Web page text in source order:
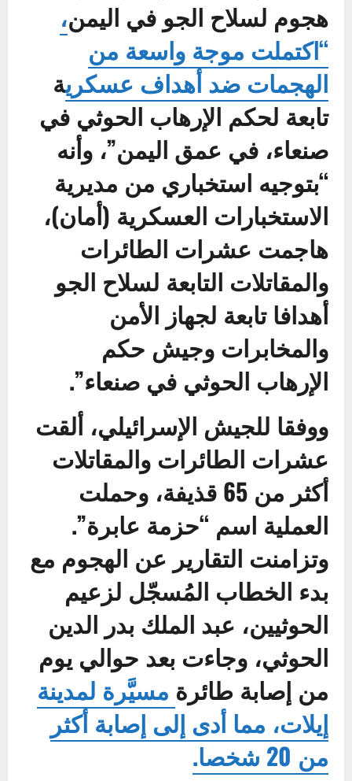
هجوم لسلاح الجو في اليمن،
“اكتملت موجة واسعة من
الهجمات ضد أهداف عسكرية
تابعة لحكم الإرهاب الحوثي في
صنعاء، في عمق اليمن”، وأنه
“بتوجيه استخباري من مديرية
الاستخبارات العسكرية (أمان)،
هاجمت عشرات الطائرات
والمقاتلات التابعة لسلاح الجو
أهدافا تابعة لجهاز الأمن
والمخابرات وجيش حكم
الإرهاب الحوثي في صنعاء”.
ووفقا للجيش الإسرائيلي، ألقت
عشرات الطائرات والمقاتلات
أكثر من 65 قذيفة، وحملت
العملية اسم “حزمة عابرة”.
وتزامنت التقارير عن الهجوم مع
بدء الخطاب المُسجّل لزعيم
الحوثيين، عبد الملك بدر الدين
الحوثي، وجاءت بعد حوالي يوم
من إصابة طائرة مسيَّرة لمدينة
إيلات، مما أدى إلى إصابة أكثر
من 20 شخصا.